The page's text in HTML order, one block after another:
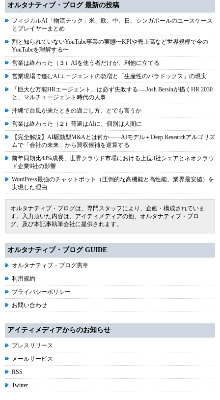
オルタナティブ・ブログ 最新の投稿
フィジカルAI「物流テック」米、欧、中、日、シンガポールのユースケース
とプレイヤーまとめ
割と知られていないYouTube事業の実態〜KPIや売上高など世界規模で今の
YouTubeを理解する〜
営業は終わった（３）AIを使う者だけが、利他に立てる
営業現場で進むAIエージェントの急増と「生産性のパラドックス」の現実
「巨大な万能HRエージェント」は必ず失敗する----Josh Bersinが描くHR 2030
と、マルチエージェント時代の人事
沖縄で台風が来たときの過ごし方、とでも言うか
営業は終わった（２）普遍はAIに、個別は人間に
【完全解説】AI駆動型M&Aとは何か――AIモデル＋Deep Researchアルゴリズ
ムで「会社の未来」から買収候補を逆算する
前年同期比43%成長、世界クラウド市場における上位3社シェアとネオクラウ
ド企業9社の影響
WordPress最強のチャットボット（圧倒的な高機能と高性能、業界最安値）を
実現した理由
オルタナティブ・ブログは、専門スタッフにより、企画・構成されていま
す。入力頂いた内容は、アイティメディアの他、オルタナティブ・ブロ
グ、及び本記事執筆会社に提供されます。
オルタナティブ・ブログ GUIDE
オルタナティブ・ブログ憲章
利用規約
プライバシーポリシー
お問い合わせ
アイティメディアからのお知らせ
プレスリリース
メールサービス
RSS
Twitter